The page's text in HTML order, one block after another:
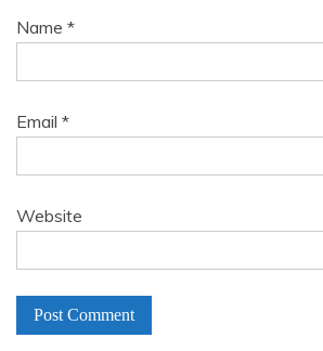
Name *
Email *
Website